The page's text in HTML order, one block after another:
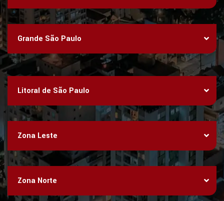
Grande São Paulo
Litoral de São Paulo
Zona Leste
Zona Norte